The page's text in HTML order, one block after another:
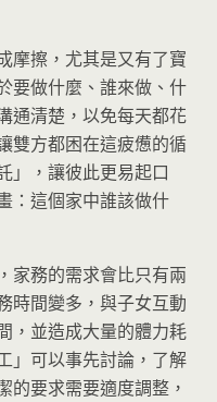
摩擦，尤其是又有了寶
要做什麼、誰來做、什
通清楚，以免每天都花
雙方都困在這疲憊的循
」，讓彼此更易起口
：這個家中誰該做什
家務的需求會比只有兩
時間變多，與子女互動
，並造成大量的體力耗
」可以事先討論，了解
的要求需要適度調整，